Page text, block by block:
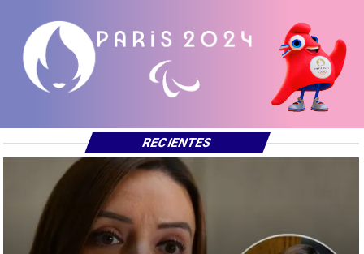
RECIENTES